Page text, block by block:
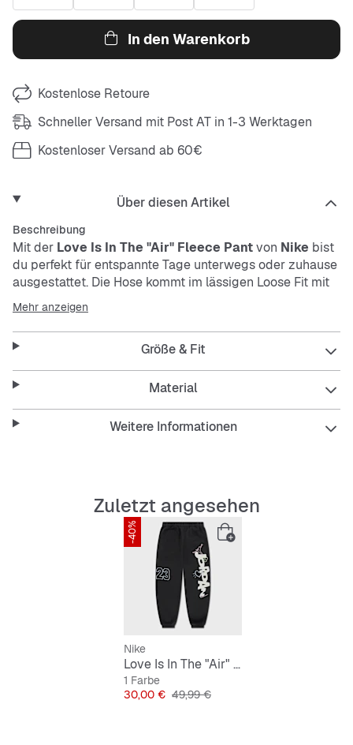
In den Warenkorb
Kostenlose Retoure
Schneller Versand mit Post AT in 1-3 Werktagen
Kostenloser Versand ab 60€
Über diesen Artikel
Beschreibung
Mit der Love Is In The "Air" Fleece Pantvon Nike bist
du perfekt für entspannte Tage unterwegs oder zuhause
ausgestattet. Die Hose kommt im lässigen Loose Fit mit
langem Bein und ist super bequem. Das
strapazierfähige Material macht sie robust, pflegeleicht
und bereit für deinen Alltag.
Features:
Robustes, pflegeleichtes Fleece-Material
Markante Prints mit Jordan-Design
Schwarze Farbe für vielseitige Kombis
Mehr anzeigen
Größe & Fit
Material
Weitere Informationen
Zuletzt angesehen
-40%
Nike
Love Is In The "Air" Fleece Pant
1 Farbe
Preis
30,00 € Originalpreis
49,99 €